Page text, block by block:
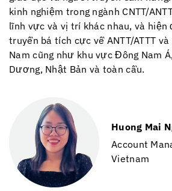
kinh nghiệm trong ngành CNTT/
lĩnh vực và vị trí khác nhau, và hiện
truyền bá tích cực về ANTT/ATTT
Nam cũng như khu vực Đông Nam
Dương, Nhật Bản và toàn cầu.
Huong Mai
Account
Vietnam